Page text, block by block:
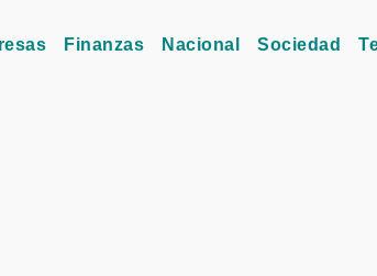
Finanzas Nacional Sociedad